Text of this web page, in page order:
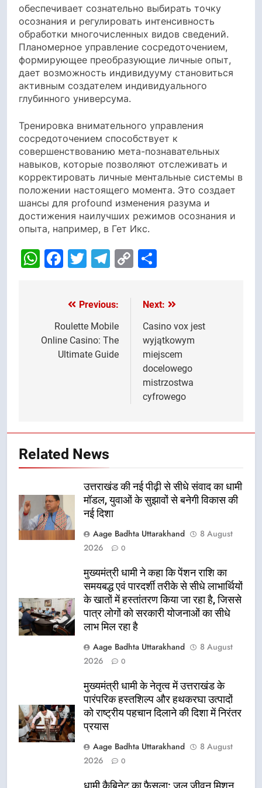
обеспечивает сознательно выбирать точку
осознания и регулировать интенсивность
обработки многочисленных видов сведений.
Планомерное управление сосредоточением,
формирующее преобразующие личные опыт,
дает возможность индивидууму становиться
активным создателем индивидуального
глубинного универсума.
Тренировка внимательного управления
сосредоточением способствует к
совершенствованию мета-познавательных
навыков, которые позволяют отслеживать и
корректировать личные ментальные системы в
положении настоящего момента. Это создает
шансы для profound изменения разума и
достижения наилучших режимов осознания и
опыта, например, в Гет Икс.
WhatsApp
Facebook
Twitter
Telegram
Copy
navigation
Previous:
Roulette Mobile
Online Casino: The
Ultimate Guide
Next:
Casino vox jest
wyjątkowym
miejscem
docelowego
mistrzostwa
cyfrowego
Related News
उत्तराखंड की नई पीढ़ी से सीधे संवाद का धामी
मॉडल, युवाओं के सुझावों से बनेगी विकास की
नई दिशा
Aage Badhta Uttarakhand
8 August
2026
0
मुख्यमंत्री धामी ने कहा कि पेंशन राशि का
समयबद्ध एवं पारदर्शी तरीके से सीधे लाभार्थियों
के खातों में हस्तांतरण किया जा रहा है, जिससे
पात्र लोगों को सरकारी योजनाओं का सीधे
लाभ मिल रहा है
Aage Badhta Uttarakhand
8 August
2026
0
मुख्यमंत्री धामी के नेतृत्व में उत्तराखंड के
पारंपरिक हस्तशिल्प और हथकरघा उत्पादों
को राष्ट्रीय पहचान दिलाने की दिशा में निरंतर
प्रयास
Aage Badhta Uttarakhand
8 August
2026
0
धामी कैबिनेट का फैसला: जल जीवन मिशन